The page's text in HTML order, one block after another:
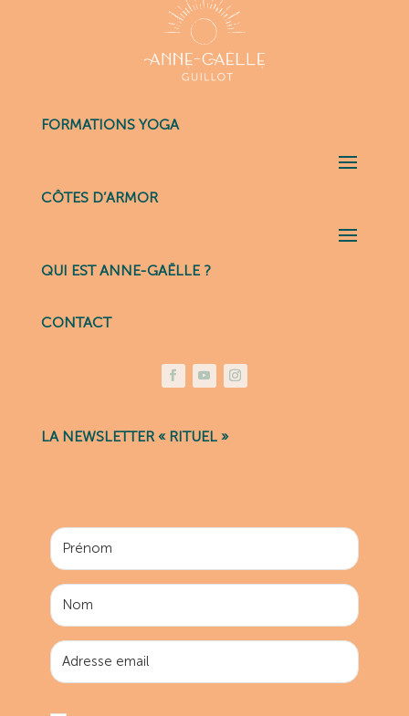
FORMATIONS YOGA
CÔTES D’ARMOR
QUI EST ANNE-GAËLLE ?
CONTACT
LA NEWSLETTER « RITUEL »